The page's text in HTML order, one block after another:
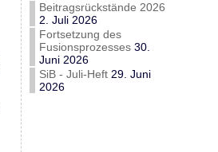
Beitragsrückstände 2026
2. Juli 2026
Fortsetzung des
Fusionsprozesses 30.
Juni 2026
SiB - Juli-Heft 29. Juni
2026